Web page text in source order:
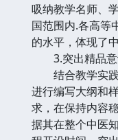
吸纳教学名师、
国范围内.各高等
的水平，体现了
3.突出精品意
结合教学实践
进行编写大纲和
求，在保持内容
据其在整个中医